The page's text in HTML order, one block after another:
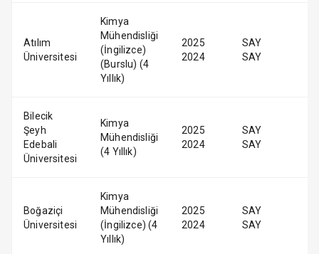
Atılım
Üniversitesi
Kimya
Mühendisliği
(İngilizce)
(Burslu) (4
Yıllık)
2025
2024
SAY
SAY
Bilecik
Şeyh
Edebali
Üniversitesi
Kimya
Mühendisliği
(4 Yıllık)
2025
2024
SAY
SAY
Boğaziçi
Üniversitesi
Kimya
Mühendisliği
(İngilizce) (4
Yıllık)
2025
2024
SAY
SAY